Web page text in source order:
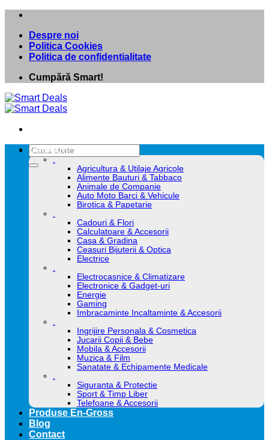
Skip
contentDespre noi
Politica Cookies
Politica de confidentialitate
Cumpără Smart!
Caută
după:
Categorii
.
Agricultura & Utilaje Agricole
Alimente Bauturi & Tabbaco
Animale de Companie
Auto Moto Barci & Vehicule
Birotica & Papetarie
.
Cadouri & Flori
Calculatoare & Accesorii
Casa & Gradina
Ceasuri Bijuterii & Optica
Electrice
.
Electrocasnice & Climatizare
Electronice & Gadget-uri
Energie
Gaming
Imbracaminte Incaltaminte & Accesorii
.
Ingrijire Personala & Cosmetica
Jucarii Copii & Bebe
Mobila & Accesorii
Muzica & Film
Sanatate & Echipamente Medicale
.
Siguranta & Protectie
Sport & Timp Liber
Telefoane & Accesorii
Produse En-Gross
Blog
Contact